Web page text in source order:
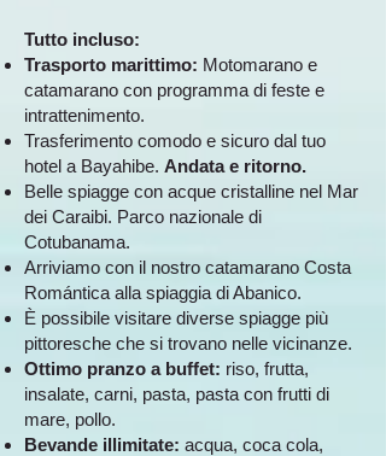
Tutto incluso:
Trasporto marittimo: Motomarano e
catamarano con programma di feste e
intrattenimento.
Trasferimento comodo e sicuro dal tuo
hotel a Bayahibe. Andata e ritorno.
Belle spiagge con acque cristalline nel Mar
dei Caraibi. Parco nazionale di
Cotubanama.
Arriviamo con il nostro catamarano Costa
Romántica alla spiaggia di Abanico.
È possibile visitare diverse spiagge più
pittoresche che si trovano nelle vicinanze.
Ottimo pranzo a buffet: riso, frutta,
insalate, carni, pasta, pasta con frutti di
mare, pollo.
Bevande illimitate: acqua, coca cola,